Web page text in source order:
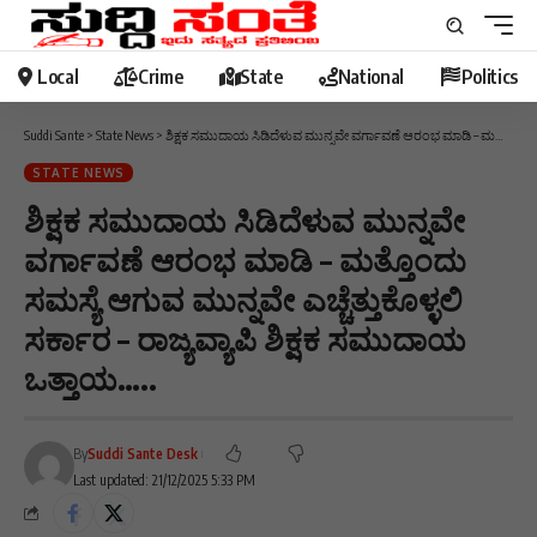
Local Crime State National Politics
Suddi Sante > State News > ಶಿಕ್ಷಕ ಸಮುದಾಯ ಸಿಡಿದೆಳುವ ಮುನ್ನವೇ ವರ್ಗಾವಣೆ ಆರಂಭ ಮಾಡಿ – ಮತ್ತೊಂದು ಸಮಸ್ಯೆ ಆಗುವ ಮುನ್ನವೇ ಎಚ್ಚೆತ್ತುಕೊಳ್ಳಲಿ ಸರ್ಕಾರ – ರಾಜ್ಯವ್ಯಾಪಿ ಶಿಕ್ಷಕ ಸಮುದಾಯ ಒತ್ತಾಯ…..
STATE NEWS
ಶಿಕ್ಷಕ ಸಮುದಾಯ ಸಿಡಿದೆಳುವ ಮುನ್ನವೇ
ವರ್ಗಾವಣೆ ಆರಂಭ ಮಾಡಿ – ಮತ್ತೊಂದು
ಸಮಸ್ಯೆ ಆಗುವ ಮುನ್ನವೇ ಎಚ್ಚೆತ್ತುಕೊಳ್ಳಲಿ
ಸರ್ಕಾರ – ರಾಜ್ಯವ್ಯಾಪಿ ಶಿಕ್ಷಕ ಸಮುದಾಯ
ಒತ್ತಾಯ…..
Last updated: 21/12/2025 5:33 PM
BySuddi Sante Desk